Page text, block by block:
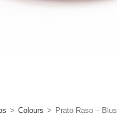
> Colours > Prato Raso –